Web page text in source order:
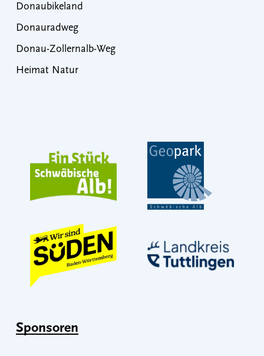
Donaubikeland
Donauradweg
Donau-Zollernalb-Weg
Heimat Natur
Sponsoren